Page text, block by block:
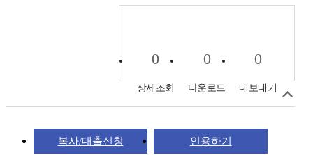
0
상세조회
0
다운로드
0
내보내기
복사/대출신청 인용하기